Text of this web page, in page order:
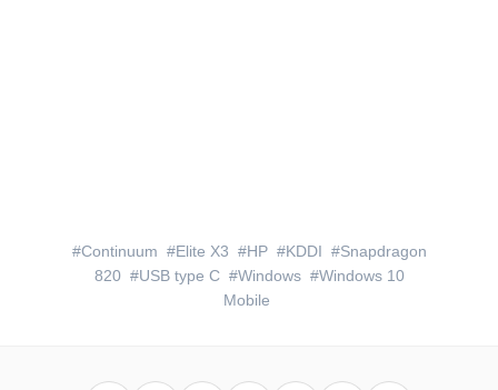
Continuum Elite X3 HP KDDI
Snapdragon
820
USB type C Windows
Windows 10
Mobile